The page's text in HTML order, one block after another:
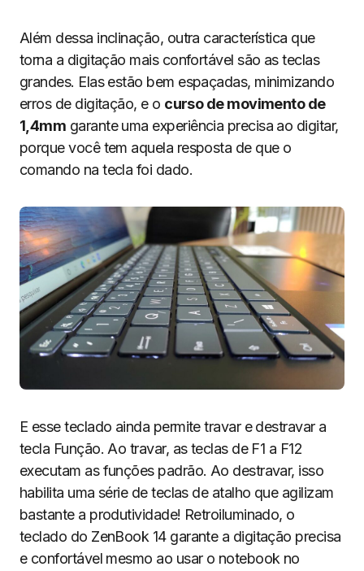
Além dessa inclinação, outra característica que
torna a digitação mais confortável são as teclas
grandes. Elas estão bem espaçadas, minimizando
erros de digitação, e o curso de movimento de
1,4mm garante uma experiência precisa ao digitar,
porque você tem aquela resposta de que o
comando na tecla foi dado.
E esse teclado ainda permite travar e destravar a
tecla Função. Ao travar, as teclas de F1 a F12
executam as funções padrão. Ao destravar, isso
habilita uma série de teclas de atalho que agilizam
bastante a produtividade! Retroiluminado, o
teclado do ZenBook 14 garante a digitação precisa
e confortável mesmo ao usar o notebook no